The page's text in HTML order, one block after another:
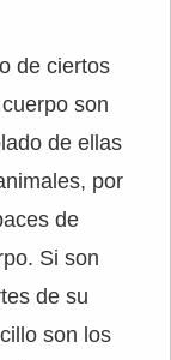
o de ciertos
son
de ellas
por
de
Si son
de su
son los